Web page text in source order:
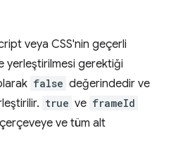
veya CSS'nin geçerli
yerleştirilmesi gerektiği
false değerindedir ve
true ve frameId
ve tüm alt